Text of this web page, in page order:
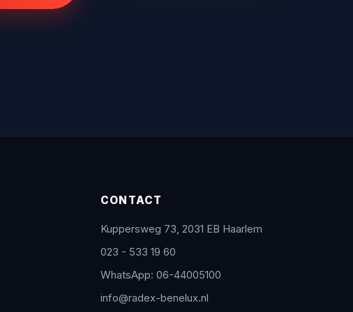
CONTACT
Kuppersweg 73, 2031 EB Haarlem
023 - 533 19 60
WhatsApp: 06-44005100
info@radex-benelux.nl